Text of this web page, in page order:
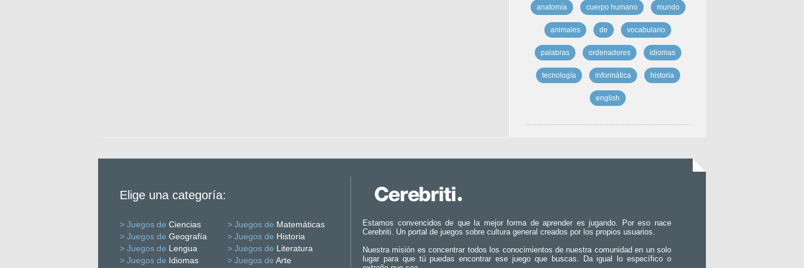
anatomía cuerpo humano mundo
animales de vocabulario
palabras ordenadores idiomas
tecnología informática historia
english
Elige una categoría:
> Juegos de Ciencias > Juegos de Matemáticas
> Juegos de Geografía > Juegos de Historia
> Juegos de Lengua > Juegos de Literatura
> Juegos de Idiomas > Juegos de Arte
Estamos convencidos de que la mejor forma de aprender es jugando. Por eso nace
Cerebriti. Un portal de juegos sobre cultura general creados por los propios usuarios.
Nuestra misión es concentrar todos los conocimientos de nuestra comunidad en un solo
lugar para que tú puedas encontrar ese juego que buscas. Da igual lo específico o